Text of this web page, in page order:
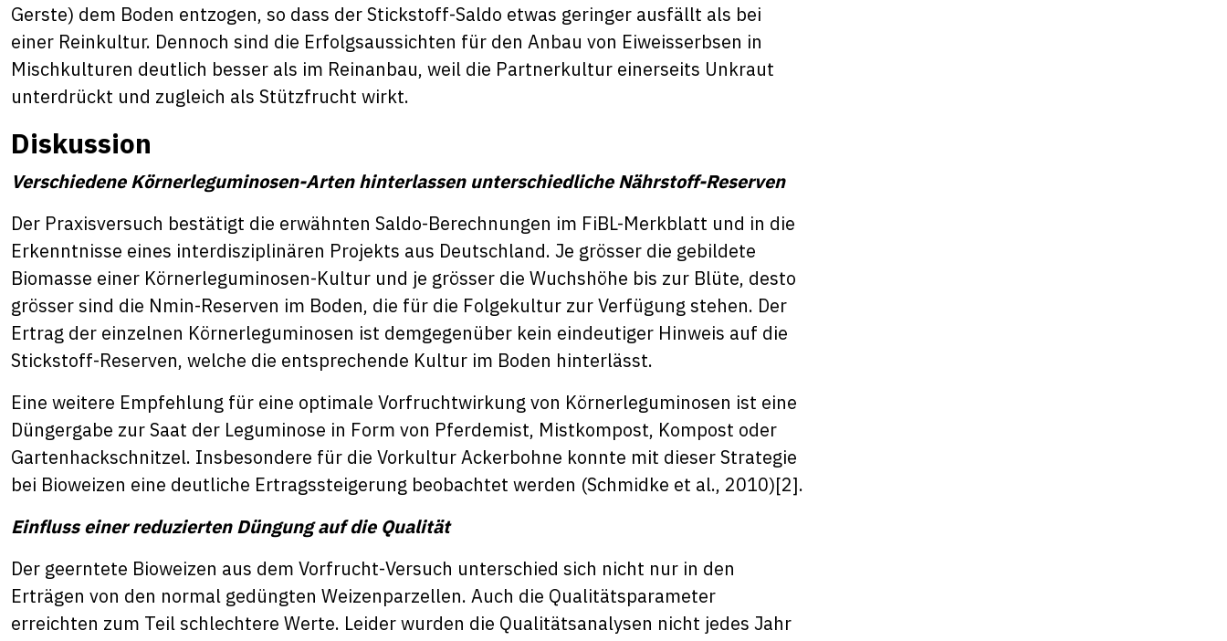
Gerste) dem Boden entzogen, so dass der Stickstoff-Saldo etwas geringer ausfällt als bei
einer Reinkultur. Dennoch sind die Erfolgsaussichten für den Anbau von Eiweisserbsen in
Mischkulturen deutlich besser als im Reinanbau, weil die Partnerkultur einerseits Unkraut
unterdrückt und zugleich als Stützfrucht wirkt.
Diskussion
Verschiedene Körnerleguminosen-Arten hinterlassen unterschiedliche Nährstoff-Reserven
Der Praxisversuch bestätigt die erwähnten Saldo-Berechnungen im FiBL-Merkblatt und in die
Erkenntnisse eines interdisziplinären Projekts aus Deutschland. Je grösser die gebildete
Biomasse einer Körnerleguminosen-Kultur und je grösser die Wuchshöhe bis zur Blüte, desto
grösser sind die Nmin-Reserven im Boden, die für die Folgekultur zur Verfügung stehen. Der
Ertrag der einzelnen Körnerleguminosen ist demgegenüber kein eindeutiger Hinweis auf die
Stickstoff-Reserven, welche die entsprechende Kultur im Boden hinterlässt.
Eine weitere Empfehlung für eine optimale Vorfruchtwirkung von Körnerleguminosen ist eine
Düngergabe zur Saat der Leguminose in Form von Pferdemist, Mistkompost, Kompost oder
Gartenhackschnitzel. Insbesondere für die Vorkultur Ackerbohne konnte mit dieser Strategie
bei Bioweizen eine deutliche Ertragssteigerung beobachtet werden (Schmidke et al., 2010)[2].
Einfluss einer reduzierten Düngung auf die Qualität
Der geerntete Bioweizen aus dem Vorfrucht-Versuch unterschied sich nicht nur in den
Erträgen von den normal gedüngten Weizenparzellen. Auch die Qualitätsparameter
erreichten zum Teil schlechtere Werte. Leider wurden die Qualitätsanalysen nicht jedes Jahr